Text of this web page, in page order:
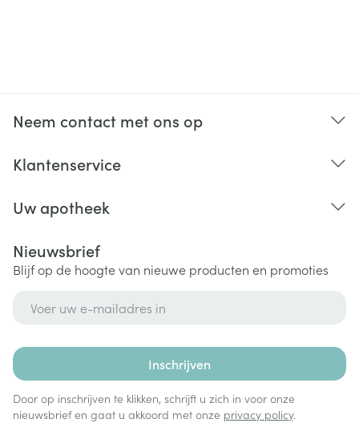
van de patiënt.
Neem contact met ons op
Klantenservice
Uw apotheek
Nieuwsbrief
Blijf op de hoogte van nieuwe producten en promoties
Inschrijven
Door op inschrijven te klikken, schrijft u zich in voor onze
nieuwsbrief en gaat u akkoord met onze privacy policy.